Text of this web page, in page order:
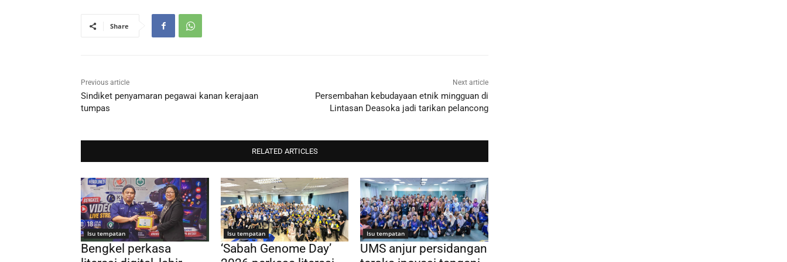
Share
Previous article
Sindiket penyamaran pegawai kanan kerajaan
tumpas
Next article
Persembahan kebudayaan etnik mingguan di
Lintasan Deasoka jadi tarikan pelancong
RELATED ARTICLES
Isu tempatan
Bengkel perkasa
Isu tempatan
‘Sabah Genome Day’
Isu tempatan
UMS anjur persidangan